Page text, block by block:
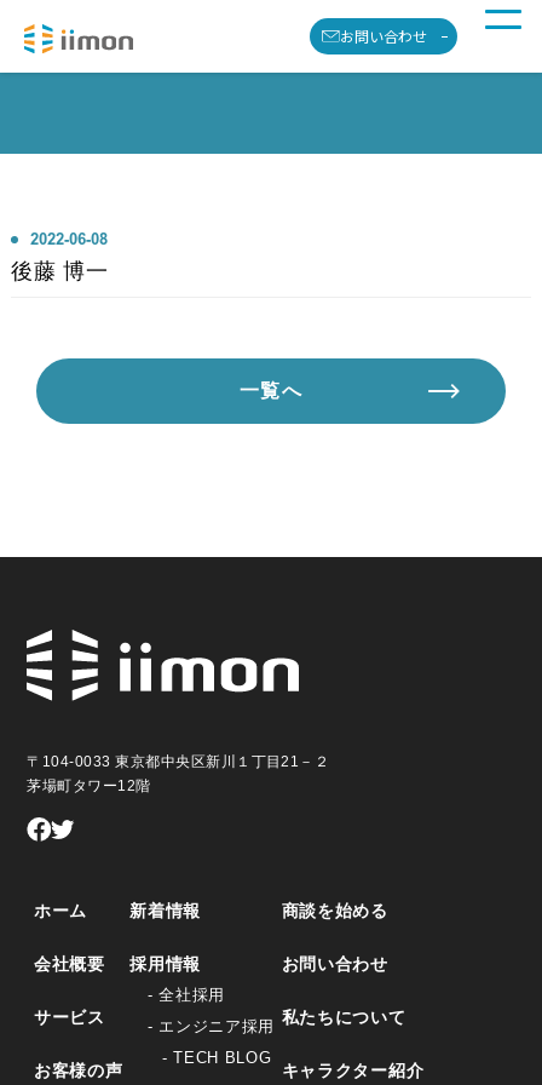
お問い合わせ
2022-06-08
後藤 博一
一覧へ
〒104-0033 東京都中央区新川１丁目21－２
茅場町タワー12階
ホーム
会社概要
サービス
お客様の声
新着情報
採用情報
- 全社採用
- エンジニア採用
- TECH BLOG
商談を始める
お問い合わせ
私たちについて
キャラクター紹介